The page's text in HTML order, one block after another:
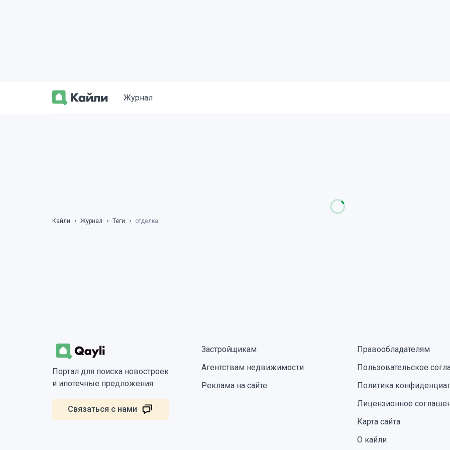
Журнал
Кайли Журнал Теги отделка
Портал для поиска новостроек
и ипотечные предложения
Связаться с нами
Застройщикам
Агентствам недвижимости
Реклама на сайте
Правообладателям
Пользовательское
Политика
Лицензионное
Карта сайта
О кайли